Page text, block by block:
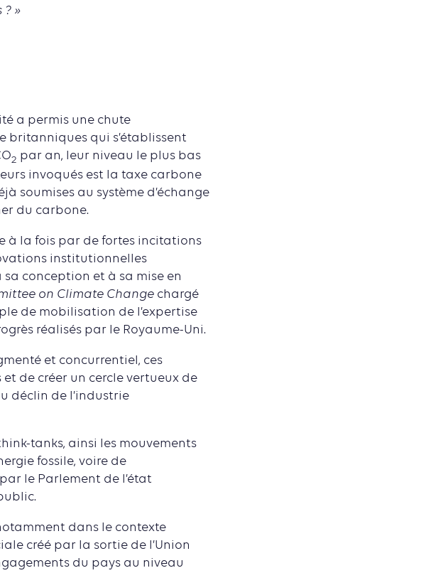
? »
a permis une chute
britanniques qui s’établissent
2 par an, leur niveau le plus bas
invoqués est la taxe carbone
soumises au système d’échange
du carbone.
à la fois par de fortes incitations
institutionnelles
conception et à sa mise en
on Climate Change chargé
de mobilisation de l’expertise
réalisés par le Royaume-Uni.
et concurrentiel, ces
de créer un cercle vertueux de
déclin de l’industrie
tanks, ainsi les mouvements
fossile, voire de
le Parlement de l’état
dans le contexte
créé par la sortie de l’Union
du pays au niveau